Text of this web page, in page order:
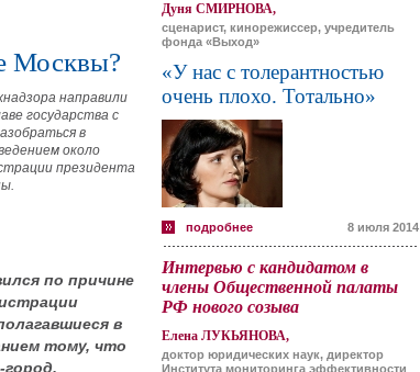
Москвы?
направили
государства с
в
около
президента
по причине
в
тому, что
Дуня СМИРНОВА,
сценарист, кинорежиссер, учредитель
фонда «Выход»
«У нас с толерантностью
очень плохо. Тотально»
подробнее 8 июля 2014
Интервью с кандидатом в
члены Общественной палаты
РФ нового созыва
Елена ЛУКЬЯНОВА,
доктор юридических наук, директор
Института мониторинга эффективности